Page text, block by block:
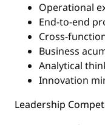
Operational
End-to-end
Cross-
Business
Analytical
Innovation
Leadership